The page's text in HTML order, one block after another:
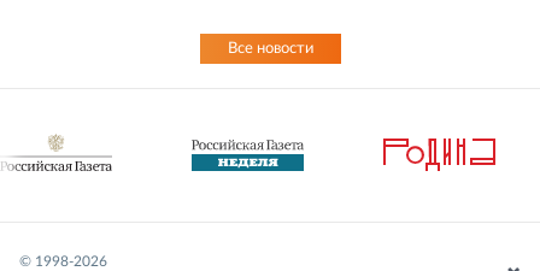
Все новости
© 1998-2026